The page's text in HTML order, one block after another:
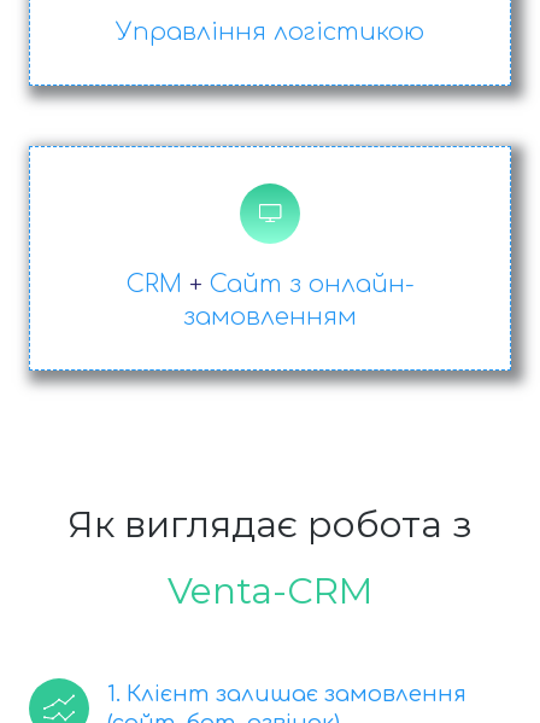
Управління логістикою
CRM + Сайт з онлайн-
замовленням
Як виглядає робота з
Venta-CRM
1. Клієнт залишає замовлення